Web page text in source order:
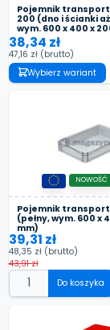
Pojemnik
200 (dno i ścianki
wym. 600 x 400 x
38,34 zł
47,16 zł (brutto)
Wybierz wariant
Pojemnik
(pełny, wym. 600 x
mm)
NOWOŚĆ
39,31 zł
48,35 zł (brutto)
43,91 zł
Do koszyka